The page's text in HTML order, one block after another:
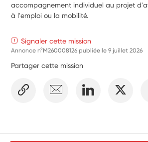
accompagnement individuel au projet
à l'emploi ou la mobilité.
Signaler cette mission
Annonce n°M260008126 publiée le9 juillet 2026
Partager cette mission